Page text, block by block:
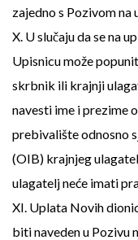
zajedno s Pozivom na
X. U slučaju da se na
Upisnicu može
skrbnik ili krajnji
navesti ime i prezime
prebivalište odnosno
(OIB) krajnjeg
ulagatelj neće imati
XI. Uplata Novih
biti naveden u Pozivu